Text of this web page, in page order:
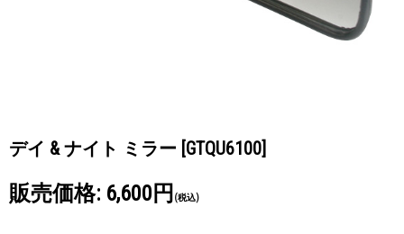
デイ & ナイト ミラー [GTQU6100]
販売価格: 6,600円 (税込)